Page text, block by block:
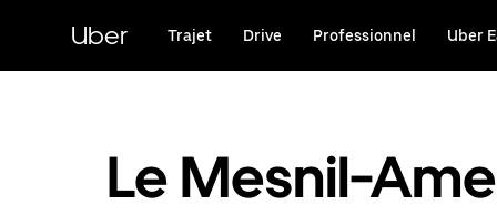
principal
Uber Trajet Drive Professionnel Uber
Le Mesnil-